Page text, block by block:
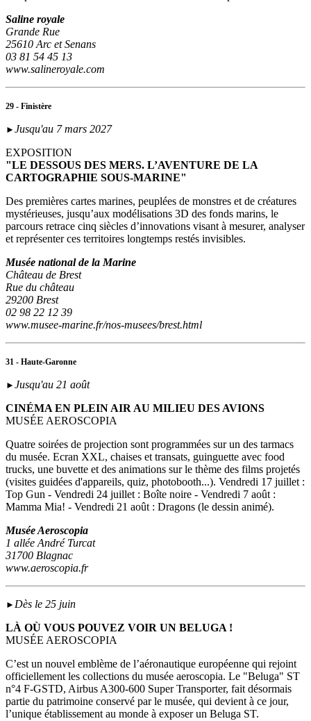
Saline royale
Grande Rue
25610 Arc et Senans
03 81 54 45 13
www.salineroyale.com
29 - Finistère
► Jusqu'au 7 mars 2027
EXPOSITION
"LE DESSOUS DES MERS. L’AVENTURE DE LA
CARTOGRAPHIE SOUS-MARINE"
Des premières cartes marines, peuplées de monstres et de créatures
mystérieuses, jusqu’aux modélisations 3D des fonds marins, le
parcours retrace cinq siècles d’innovations visant à mesurer, analyser
et représenter ces territoires longtemps restés invisibles.
Musée national de la Marine
Château de Brest
Rue du château
29200 Brest
02 98 22 12 39
www.musee-marine.fr/nos-musees/brest.html
31 - Haute-Garonne
► Jusqu'au 21 août
CINÉMA EN PLEIN AIR AU MILIEU DES AVIONS
MUSÉE AEROSCOPIA
Quatre soirées de projection sont programmées sur un des tarmacs
du musée. Ecran XXL, chaises et transats, guinguette avec food
trucks, une buvette et des animations sur le thème des films projetés
(visites guidées d'appareils, quiz, photobooth...). Vendredi 17 juillet :
Top Gun - Vendredi 24 juillet : Boîte noire - Vendredi 7 août :
Mamma Mia! - Vendredi 21 août : Dragons (le dessin animé).
Musée Aeroscopia
1 allée André Turcat
31700 Blagnac
www.aeroscopia.fr
► Dès le 25 juin
LÀ OÙ VOUS POUVEZ VOIR UN BELUGA !
MUSÉE AEROSCOPIA
C’est un nouvel emblème de l’aéronautique européenne qui rejoint
officiellement les collections du musée aeroscopia. Le "Beluga" ST
n°4 F-GSTD, Airbus A300-600 Super Transporter, fait désormais
partie du patrimoine conservé par le musée, qui devient à ce jour,
l’unique établissement au monde à exposer un Beluga ST.